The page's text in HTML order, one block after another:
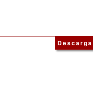
Descarga